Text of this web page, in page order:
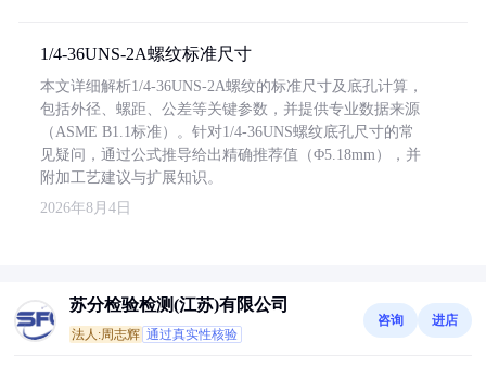
1/4-36UNS-2A螺纹标准尺寸
本文详细解析1/4-36UNS-2A螺纹的标准尺寸及底孔计算，
包括外径、螺距、公差等关键参数，并提供专业数据来源
（ASME B1.1标准）。针对1/4-36UNS螺纹底孔尺寸的常
见疑问，通过公式推导给出精确推荐值（Φ5.18mm），并
附加工艺建议与扩展知识。
2026年8月4日
苏分检验检测(江苏)有限公司
法人:周志辉 通过真实性核验
咨询 进店